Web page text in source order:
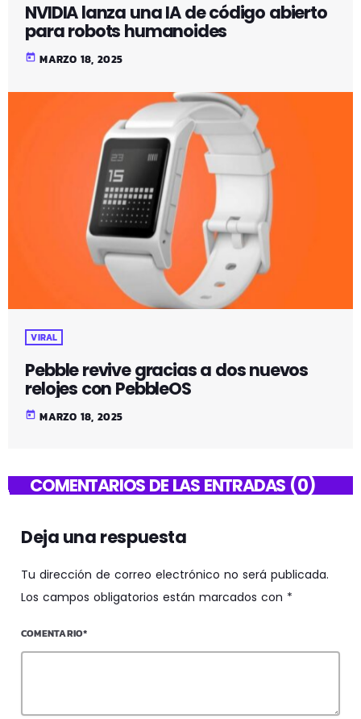
NVIDIA lanza una IA de código abierto
para robots humanoides
today MARZO 18, 2025
VIRAL
Pebble revive gracias a dos nuevos
relojes con PebbleOS
today MARZO 18, 2025
COMENTARIOS DE LAS ENTRADAS (0)
Deja una respuesta
Tu dirección de correo electrónico no será publicada.
Los campos obligatorios están marcados con *
COMENTARIO*